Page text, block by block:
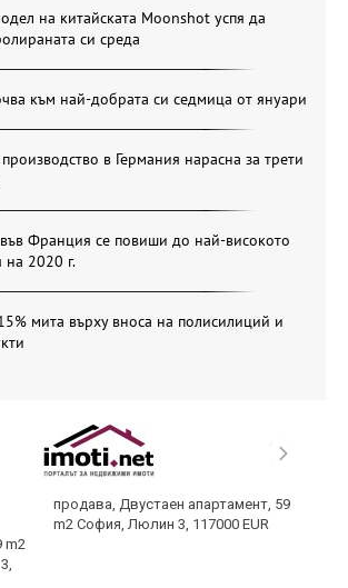
на китайската Moonshot успя да
си среда
към най-добрата си седмица от януари
в Германия нарасна за трети
Франция се повиши до най-високото
на 2020 г.
мита върху вноса на полисилиций и
продава, Двустаен апартамент, 59
m2 София, Люлин 3, 117000 EUR